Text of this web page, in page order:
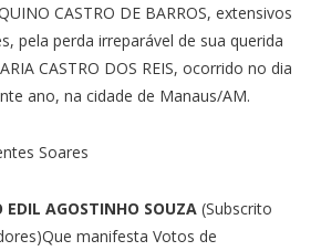
CASTRO DE BARROS, extensivos
pela perda irreparável de sua querida
CASTRO DOS REIS, ocorrido no dia
ano, na cidade de Manaus/AM.
Soares
EDIL AGOSTINHO SOUZA (Subscrito
manifesta Votos de